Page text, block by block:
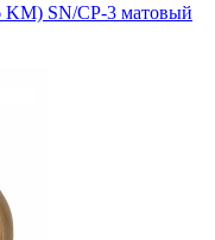
SN/CP-3 матовый